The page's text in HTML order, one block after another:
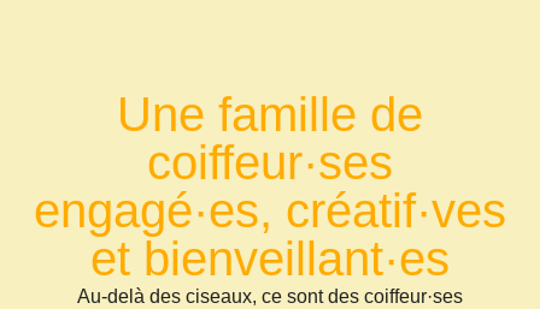
Une famille de
coiffeur·ses
engagé·es, créatif·ves
et bienveillant·es
Au-delà des ciseaux, ce sont des coiffeur·ses